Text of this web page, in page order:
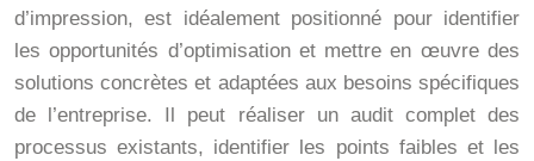
d’impression, est idéalement positionné pour identifier
les opportunités d’optimisation et mettre en œuvre des
solutions concrètes et adaptées aux besoins spécifiques
de l’entreprise. Il peut réaliser un audit complet des
processus existants, identifier les points faibles et les